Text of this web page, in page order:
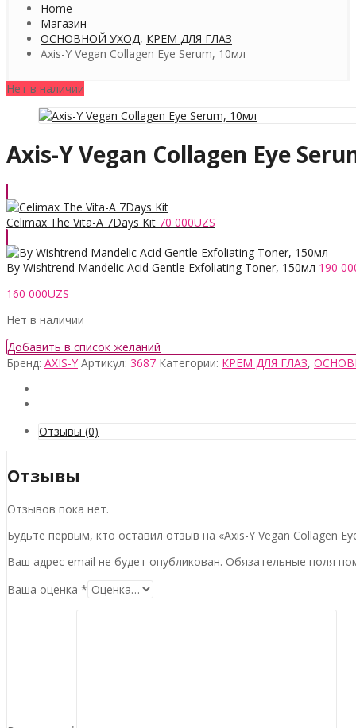
Home
Магазин
ОСНОВНОЙ УХОД, КРЕМ ДЛЯ ГЛАЗ
Axis-Y Vegan Collagen Eye Serum, 10мл
Нет в наличии
Axis-Y Vegan Collagen Eye
Celimax The Vita-A 7Days Kit 70 000UZS
By Wishtrend Mandelic Acid Gentle Exfoliating Toner, 150мл 190
160 000UZS
Нет в наличии
Добавить в список желаний
Бренд: AXIS-Y Артикул: 3687 Категории: КРЕМ ДЛЯ ГЛАЗ,
Отзывы (0)
Отзывы
Отзывов пока нет.
Будьте первым, кто оставил отзыв на «Axis-Y Vegan Collagen
Ваш адрес email не будет опубликован. Обязательные поля
Ваша оценка *